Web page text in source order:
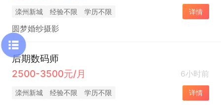
滦州新城 经验不限 学历不限 详情
圆梦婚纱摄影
后期数码师
2500-3500元/月
6小时前
滦州新城 经验不限 学历不限 详情